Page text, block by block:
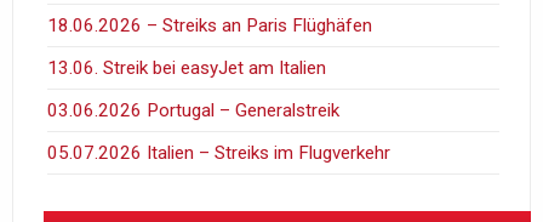
18.06.2026 – Streiks an Paris Flüghäfen
13.06. Streik bei easyJet am Italien
03.06.2026 Portugal – Generalstreik
05.07.2026 Italien – Streiks im Flugverkehr